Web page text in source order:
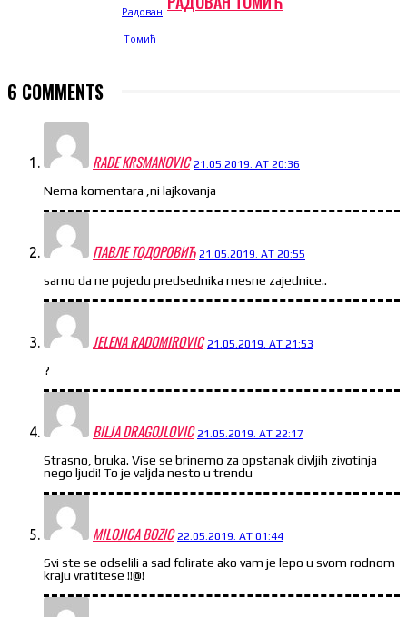
6 COMMENTS
RADE KRSMANOVIC 21.05.2019. AT 20:36
Nema komentara ,ni lajkovanja
ПАВЛЕ ТОДОРОВИЋ 21.05.2019. AT 20:55
samo da ne pojedu predsednika mesne zajednice..
JELENA RADOMIROVIC 21.05.2019. AT 21:53
?
BILJA DRAGOJLOVIC 21.05.2019. AT 22:17
Strasno, bruka. Vise se brinemo za opstanak divljih zivotinja
nego ljudi! To je valjda nesto u trendu
MILOJICA BOZIC 22.05.2019. AT 01:44
Svi ste se odselili a sad folirate ako vam je lepo u svom rodnom
kraju vratitese !!@!